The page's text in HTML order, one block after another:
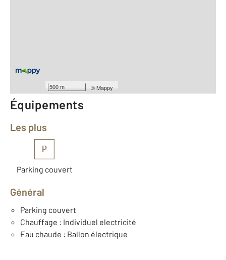
500 m ©Mappy
Année construction : 1979
Équipements
Les plus
P
Parking couvert
Général
Parking couvert
Chauffage : Individuel electricité
Eau chaude : Ballon électrique